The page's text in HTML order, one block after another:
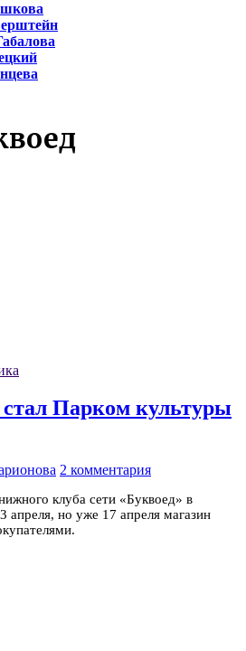
Парком культуры
2 комментария
клуба сети «Буквоед» в
апреля, но уже 17 апреля магазин